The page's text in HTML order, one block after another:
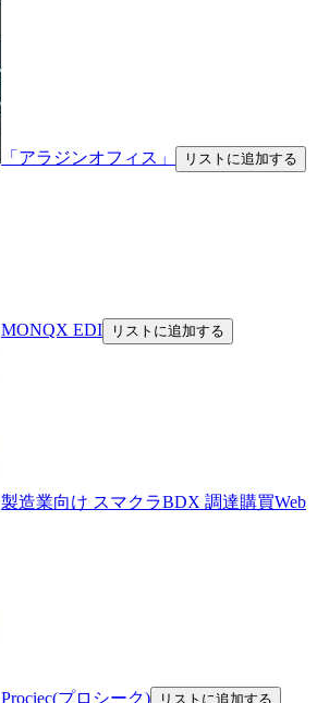
「アラジンオフィス」 リストに追加する
MONQX EDI リストに追加する
製造業向け スマクラBDX 調達購買Web​
Prociec(プロシーク) リストに追加する